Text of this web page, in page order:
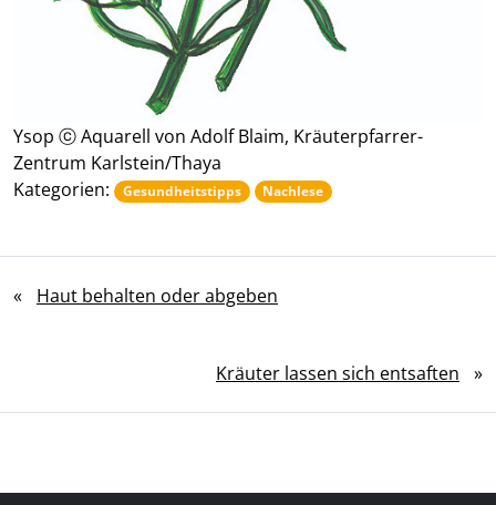
Ysop ⓒ Aquarell von Adolf Blaim, Kräuterpfarrer-
Zentrum Karlstein/Thaya
Kategorien:
Gesundheitstipps Nachlese
« Haut behalten oder abgeben
Kräuter lassen sich entsaften »